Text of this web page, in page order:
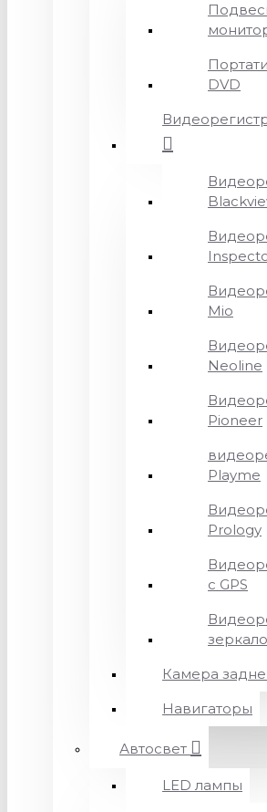
DVD
Mio
Neoline
Pioneer
Playme
Prology
с GPS
зеркало
Камера
Навигаторы
Автосвет
LED лампы